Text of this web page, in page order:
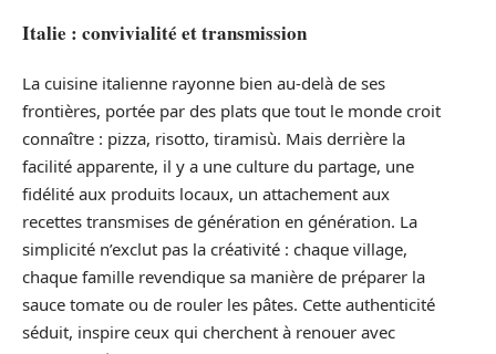
Italie : convivialité et transmission
La cuisine italienne rayonne bien au-delà de ses
frontières, portée par des plats que tout le monde croit
connaître : pizza, risotto, tiramisù. Mais derrière la
facilité apparente, il y a une culture du partage, une
fidélité aux produits locaux, un attachement aux
recettes transmises de génération en génération. La
simplicité n’exclut pas la créativité : chaque village,
chaque famille revendique sa manière de préparer la
sauce tomate ou de rouler les pâtes. Cette authenticité
séduit, inspire ceux qui cherchent à renouer avec